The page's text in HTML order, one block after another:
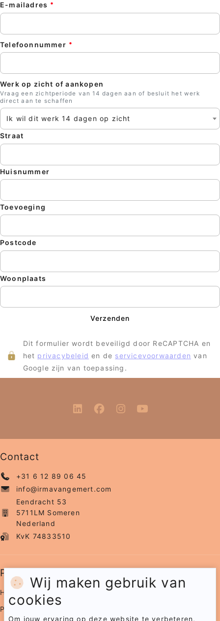
Wij maken gebruik van
cookies
Om jouw ervaring op deze website te verbeteren,
E-mailadres
Telefoonnummer
Werk op zicht of aankopen
Vraag een zichtperiode van 14 dagen aan of besluit het werk
direct aan te schaffen
Ik wil dit werk 14 dagen op zicht
Straat
Huisnummer
Toevoeging
Postcode
Woonplaats
Verzenden
Dit formulier wordt beveiligd door ReCAPTCHA en
het privacybeleid en de servicevoorwaarden van
Google zijn van toepassing.
Contact
+31 6 12 89 06 45
info@irmavangemert.com
Eendracht 53
5711LM Someren
Nederland
KvK 74833510
Pagina's
Home
Portfolio